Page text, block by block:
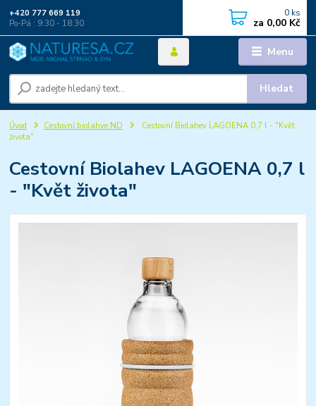
Menu
Hledat
+420 777 669 119
Po-Pá : 9:30 - 18:30
0 ks
za 0,00 Kč
Úvod Cestovní biolahve ND
Cestovní Biolahev LAGOENA 0,7 l - "Květ
života"
Cestovní Biolahev LAGOENA 0,7 l
- "Květ života"